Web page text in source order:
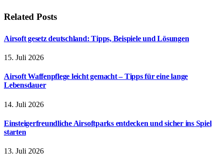
Related Posts
Airsoft gesetz deutschland: Tipps, Beispiele und Lösungen
15. Juli 2026
Airsoft Waffenpflege leicht gemacht – Tipps für eine lange
Lebensdauer
14. Juli 2026
Einsteigerfreundliche Airsoftparks entdecken und sicher ins Spiel
starten
13. Juli 2026